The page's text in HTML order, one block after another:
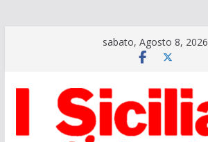
sabato, Agosto 8, 2026